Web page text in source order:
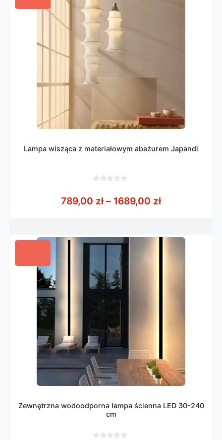
Lampa wisząca z materiałowym abażurem Japandi
5
789,00 zł – 1689,00 złZakres cen:
Zewnętrzna wodoodporna lampa ścienna LED 30-240
cm